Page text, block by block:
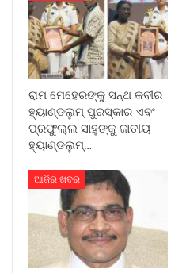
ରାମ ମେହେରଙ୍କୁ ସନ୍ଥ କବୀର
ହ୍ୟାଣ୍ଡଲୁମ୍ ପୁରସ୍କାର ଏବଂ
ପ୍ରଫୁଲ୍ଲ ସାହୁଙ୍କୁ ଜାତୀୟ
ହ୍ୟାଣ୍ଡଲୁମ୍…
ଆଜିର ଖବର